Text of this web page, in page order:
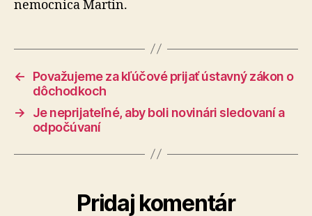
nemocnica Martin.
←
Považujeme za kľúčové prijať ústavný zákon o
dôchodkoch
→
Je neprijateľné, aby boli novinári sledovaní a
odpočúvaní
Pridaj komentár